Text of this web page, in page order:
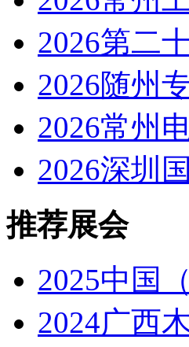
2026第二
2026随州
2026常州
2026深圳
推荐展会
2025中国
2024广西